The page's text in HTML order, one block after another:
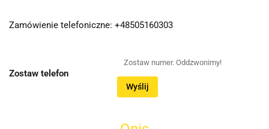
Zamówienie telefoniczne: +48505160303
Zostaw telefon
Wyślij